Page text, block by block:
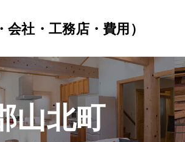
社・工務店・費用）
山北町